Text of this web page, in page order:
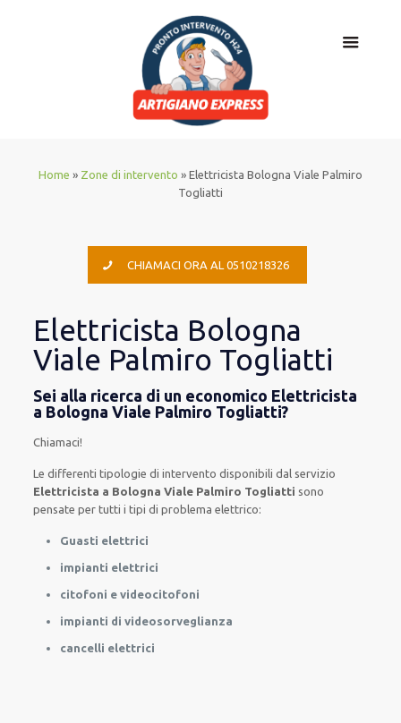
Home » Zone di intervento » Elettricista Bologna Viale Palmiro
Togliatti
CHIAMACI ORA AL 0510218326
Elettricista Bologna
Viale Palmiro Togliatti
Sei alla ricerca di un economico Elettricista
a Bologna Viale Palmiro Togliatti?
Chiamaci!
Ledifferenti tipologie diintervento disponibili dal servizio
Elettricista a Bologna Viale Palmiro Togliatti sono
pensate pertutti i tipi di problema elettrico:
Guasti elettrici
impianti elettrici
citofoni e videocitofoni
impianti di videosorveglianza
cancelli elettrici